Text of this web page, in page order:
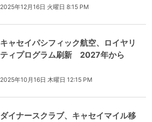
2025年12月16日 火曜日 8:15 PM
キャセイパシフィック航空、ロイヤリ
ティプログラム刷新 2027年から
2025年10月16日 木曜日 12:15 PM
ダイナースクラブ、キャセイマイル移